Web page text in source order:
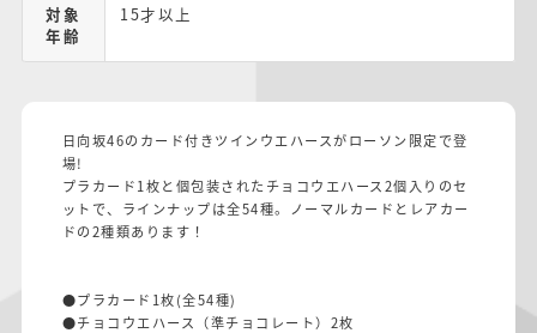
対象
年齢
15才以上
日向坂46のカード付きツインウエハースがローソン限定で登
場!
プラカード1枚と個包装されたチョコウエハース2個入りのセ
ットで、ラインナップは全54種。ノーマルカードとレアカー
ドの2種類あります！
●プラカード1枚(全54種)
●チョコウエハース（準チョコレート）2枚